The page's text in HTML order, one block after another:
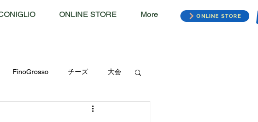
ONLINE STORE More ONLINE STORE
FinoGrosso チーズ 大会